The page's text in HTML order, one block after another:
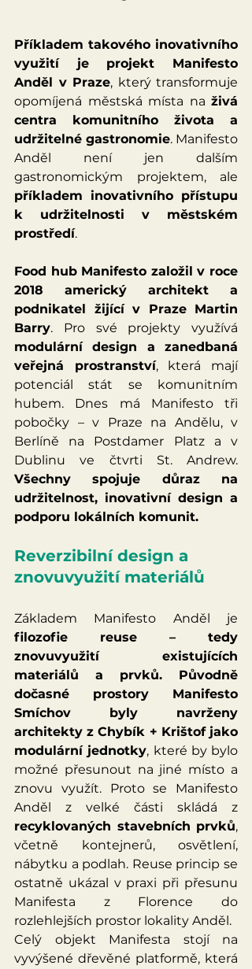
Příkladem takového inovativního
využití je projekt Manifesto
Anděl v Praze, který transformuje
opomíjená městská místa na živá
centra komunitního života a
udržitelné gastronomie. Manifesto
Anděl není jen dalším
příkladem inovativního přístupu
k udržitelnosti v městském
prostředí.
Food hub Manifesto založil v roce
2018 americký architekt a
podnikatel žijící v Praze Martin
Barry
modulární design a zanedbaná
veřejná prostranství, která mají
potenciál stát se komunitním
hubem. Dnes má Manifesto tři
pobočky – v Praze na Andělu, v
Berlíně na Postdamer Platz a v
Všechny spojuje důraz na
udržitelnost, inovativní design a
podporu lokálních komunit.
Reverzibilní design a
znovuvyužití materiálů
filozofie reuse – tedy
znovuvyužití existujících
materiálů a prvků. Původně
dočasné prostory Manifesto
Smíchov byly navrženy
architekty z Chybík + Krištof jako
modulární jednotky, které by bylo
možné přesunout na jiné místo a
znovu využít. Proto se Manifesto
recyklovaných stavebních prvků,
včetně kontejnerů, osvětlení,
nábytku a podlah. Reuse princip se
ostatně ukázal v praxi při přesunu
Manifesta z Florence do
rozlehlejších prostor lokality Anděl.
Celý objekt Manifesta stojí na
vyvýšené dřevěné platformě, která